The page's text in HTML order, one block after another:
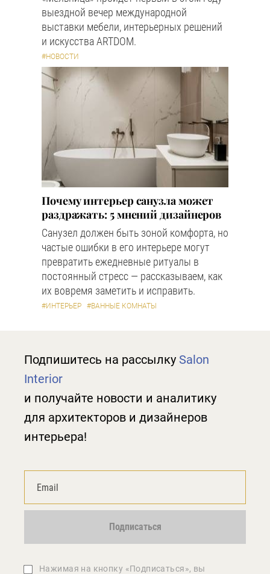
выездной вечер международной
выставки мебели, интерьерных решений
и искусства ARTDOM.
#НОВОСТИ
Почему интерьер санузла может
раздражать: 5 мнений дизайнеров
Санузел должен быть зоной комфорта, но
частые ошибки в его интерьере могут
превратить ежедневные ритуалы в
постоянный стресс — рассказываем, как
их вовремя заметить и исправить.
#ИНТЕРЬЕР #ВАННЫЕ КОМНАТЫ
Подпишитесь на рассылку Salon
Interior
и получайте новости и аналитику
для архитекторов и дизайнеров
интерьера!
Подписаться
Нажимая на кнопку «Подписаться», вы